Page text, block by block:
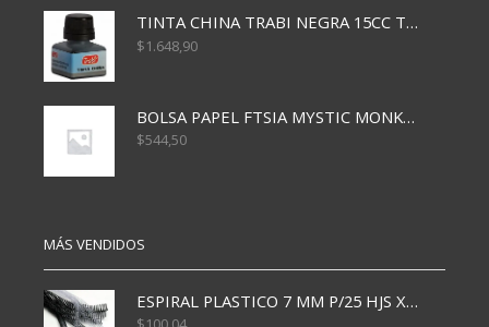
TINTA CHINA TRABI NEGRA 15CC TR3460
$1.648,90
BOLSA PAPEL FTSIA MYSTIC MONKEY 14/08/20
$544,50
MÁS VENDIDOS
ESPIRAL PLASTICO 7 MM P/25 HJS X50x3000